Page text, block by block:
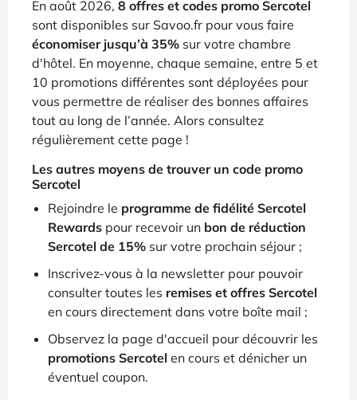
En août 2026, 8 offres et codes promo Sercotel
sont disponibles sur Savoo.fr pour vous faire
économiser jusqu’à 35% sur votre chambre
d'hôtel. En moyenne, chaque semaine, entre 5 et
10 promotions différentes sont déployées pour
vous permettre de réaliser des bonnes affaires
tout au long de l’année. Alors consultez
régulièrement cette page !
Les autres moyens de trouver un code promo
Sercotel
Rejoindre le programme de fidélité Sercotel
Rewards pour recevoir un bon de réduction
Sercotel de 15% sur votre prochain séjour ;
Inscrivez-vous à la newsletter pour pouvoir
consulter toutes les remises et offres Sercotel
en cours directement dans votre boîte mail ;
Observez la page d'accueil pour découvrir les
promotions Sercotel en cours et dénicher un
éventuel coupon.